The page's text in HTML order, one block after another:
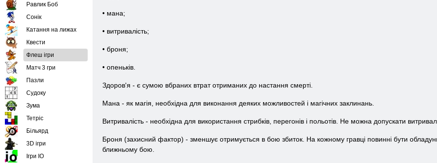
• мана;
• витривалість;
• броня;
• опеньків.
Здоров'я - є сумою вбраних втрат отриманих до настання смерті.
Мана - як магія, необхідна для виконання деяких можливостей і магічних заклинань.
Витривалість - необхідна для використання стрибків, перегонів і польотів. Не можна допускати
Броня (захисний фактор) - зменшує отримується в бою збиток. На кожному гравці повинні бути
ближньому бою.
Равлик Боб
Сонік
Катання на лижах
Квести
Флеш ігри
Матч 3 гри
Пазли
Судоку
Зума
Тетріс
Більярд
3D ігри
Ігри IO